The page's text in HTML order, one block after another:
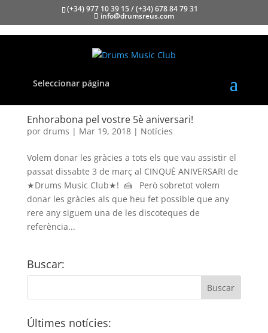
(+34) 977 10 39 15 / (+34) 678 84 79 31
info@drumsreus.com
Seleccionar página
Enhorabona pel vostre 5è aniversari!
por drums | Mar 19, 2018| Notícies
Volem donar les gràcies a tots els que vau assistir el
passat dissabte 3 de març al CINQUÈ ANIVERSARI de
★Drums Music Club★! 🍰 Però sobretot volem
donar les gràcies als que heu fet possible que any
rere any siguem una de les discoteques de
referència...
Buscar:
Últimes notícies: